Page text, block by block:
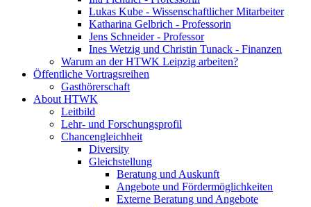
Lukas Kube - Wissenschaftlicher Mitarbeiter
Katharina Gelbrich - Professorin
Jens Schneider - Professor
Ines Wetzig und Christin Tunack - Finanzen
Warum an der HTWK Leipzig arbeiten?
Öffentliche Vortragsreihen
Gasthörerschaft
About HTWK
Leitbild
Lehr- und Forschungsprofil
Chancengleichheit
Diversity
Gleichstellung
Beratung und Auskunft
Angebote und Fördermöglichkeiten
Externe Beratung und Angebote